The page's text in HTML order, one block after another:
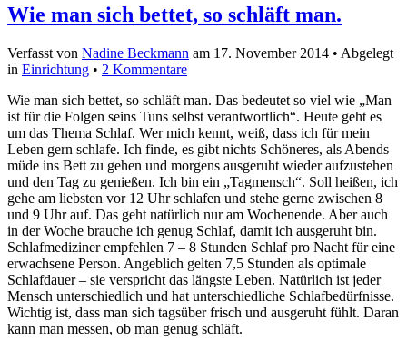
Wie man sich bettet, so schläft man.
Verfasst von Nadine Beckmann am 17. November 2014 • Abgelegt
in Einrichtung • 2 Kommentare
Wie man sich bettet, so schläft man. Das bedeutet so viel wie „Man
ist für die Folgen seins Tuns selbst verantwortlich“. Heute geht es
um das Thema Schlaf. Wer mich kennt, weiß, dass ich für mein
Leben gern schlafe. Ich finde, es gibt nichts Schöneres, als Abends
müde ins Bett zu gehen und morgens ausgeruht wieder aufzustehen
und den Tag zu genießen. Ich bin ein „Tagmensch“. Soll heißen, ich
gehe am liebsten vor 12 Uhr schlafen und stehe gerne zwischen 8
und 9 Uhr auf. Das geht natürlich nur am Wochenende. Aber auch
in der Woche brauche ich genug Schlaf, damit ich ausgeruht bin.
Schlafmediziner empfehlen 7 – 8 Stunden Schlaf pro Nacht für eine
erwachsene Person. Angeblich gelten 7,5 Stunden als optimale
Schlafdauer – sie verspricht das längste Leben. Natürlich ist jeder
Mensch unterschiedlich und hat unterschiedliche Schlafbedürfnisse.
Wichtig ist, dass man sich tagsüber frisch und ausgeruht fühlt. Daran
kann man messen, ob man genug schläft.